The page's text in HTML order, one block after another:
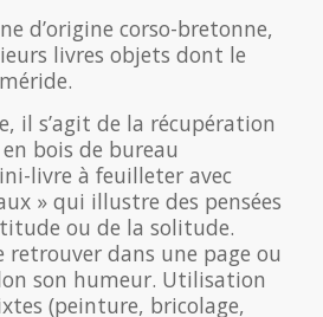
d’origine corso-bretonne,
livres objets dont le
il s’agit de la récupération
bois de bureau
livre à feuilleter avec
» qui illustre des pensées
ou de la solitude.
retrouver dans une page ou
son humeur. Utilisation
(peinture, bricolage,